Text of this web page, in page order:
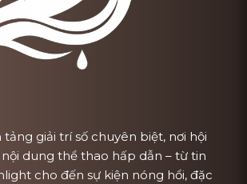
tảng giải trí số chuyên biệt, nơi hội
dung thể thao hấp dẫn – từ tin
cho đến sự kiện nóng hổi, đặc